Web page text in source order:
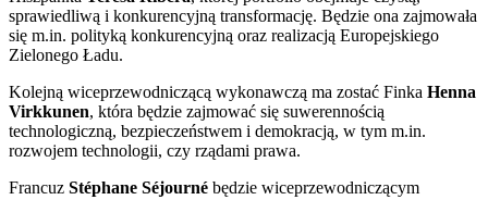
sprawiedliwą i konkurencyjną transformację. Będzie ona zajmowała
się m.in. polityką konkurencyjną oraz realizacją Europejskiego
Zielonego Ładu.
Kolejną wiceprzewodniczącą wykonawczą ma zostać Finka Henna
Virkkunen, która będzie zajmować się suwerennością
technologiczną, bezpieczeństwem i demokracją, w tym m.in.
rozwojem technologii, czy rządami prawa.
Francuz Stéphane Séjourné będzie wiceprzewodniczącym